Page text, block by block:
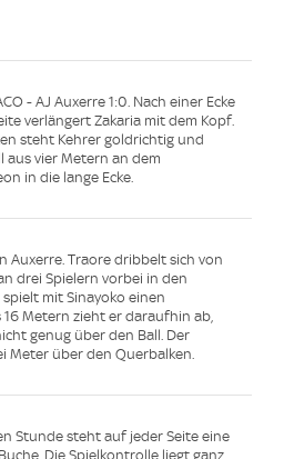
- AJ Auxerre 1:0. Nach einer Ecke
verlängert Zakaria mit dem Kopf.
steht Kehrer goldrichtig und
aus vier Metern an dem
in die lange Ecke.
Auxerre. Traore dribbelt sich von
drei Spielern vorbei in den
mit Sinayoko einen
16 Metern zieht er daraufhin ab,
genug über den Ball. Der
Meter über den Querbalken.
Stunde steht auf jeder Seite eine
Die Spielkontrolle liegt ganz